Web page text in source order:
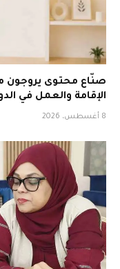
صنّاع محتوى يروجون
الإقامة والعمل في
8 أغسطس، 2026